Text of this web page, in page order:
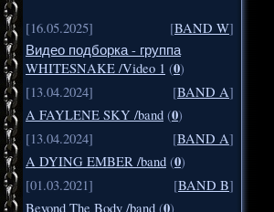
[16.05.2025] [BAND W]
Видео подборка - группа
WHITESNAKE /Video 1 (0)
[13.04.2024]
[BAND A]
A FAYLENE SKY /band (0)
[13.04.2024]
[BAND A]
A DYING EMBER /band (0)
[01.03.2021]
[BAND B]
Beyond The Body /band ( )